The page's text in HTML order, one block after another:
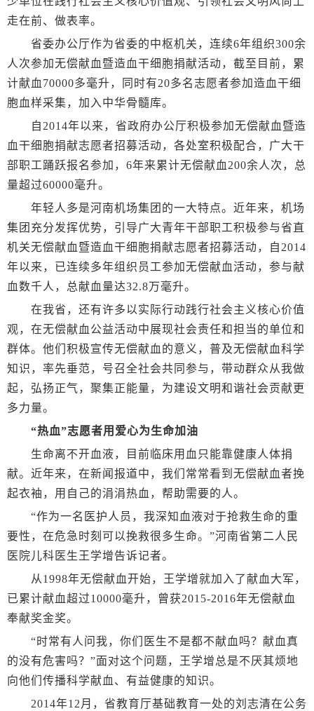
走在前、做表率。
省委办公厅作为省委的中枢机关，连续6年组织300余
人次参加无偿献血暨造血干细胞捐献活动，截至目前，累
计献血70000多毫升，同时有20多名志愿者参加造血干细
胞血样采集，加入中华骨髓库。
自2014年以来，省政府办公厅积极参加无偿献血暨造
血干细胞捐献志愿者招募活动，各处室积极配合，广大干
部职工踊跃报名参加，6年来累计无偿献血200余人次，总
量超过60000毫升。
年轻人多是河南机场集团的一大特点。近年来，机场
集团充分发挥优势，引导广大青年干部职工积极参与省直
机关无偿献血暨造血干细胞捐献志愿者招募活动，自2014
年以来，已连续多年组织员工参加无偿献血活动，参与献
血数千人，总献血量达32.8万毫升。
在我省，还有许多以实际行动践行社会主义核心价值
观，在无偿献血公益活动中展现社会责任和担当的单位和
群体。他们积极宣传无偿献血的意义，普及无偿献血科学
知识，率先垂范，号召全社会共同参与，带动群众从我做
起，弘扬正气，聚集正能量，为建设文明和谐社会贡献更
多力量。
“热血”志愿者用爱心为生命加油
生命离不开血液，目前临床用血只能靠健康人体捐
献。近年来，在新闻报道中，我们常常看到无偿献血者挽
起衣袖，用自己的涓涓热血，帮助需要的人。
“作为一名医护人员，我深知血液对于抢救生命的重
要性，在危急时刻可以挽救很多生命。”河南省第二人民
医院儿科医生王学增告诉记者。
从1998年无偿献血开始，王学增就加入了献血大军，
已累计献血超过10000毫升，曾获2015-2016年无偿献血
奉献奖金奖。
“时常有人问我，你们医生不是都不献血吗？献血真
的没有危害吗？”面对这个问题，王学增总是不厌其烦地
向他们传播科学献血、有益健康的知识。
2014年12月，省教育厅基础教育一处的刘志清在公务